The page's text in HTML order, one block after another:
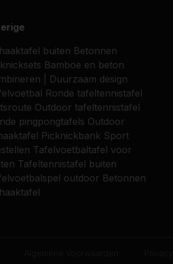
buiten Betonnen
Bamboe en beton
| Duurzaam design
Ronde tafeltennistafel
Outdoor tafeltennistafel
pingpongtafels Outdoor
Picknickbank Sport
Tafelvoetbaltafel voor
Tafeltennistafel buiten
outdoor Betonnen